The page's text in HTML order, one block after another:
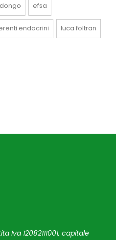
efsa
endocrini luca foltran
Iva 12082111001, capitale